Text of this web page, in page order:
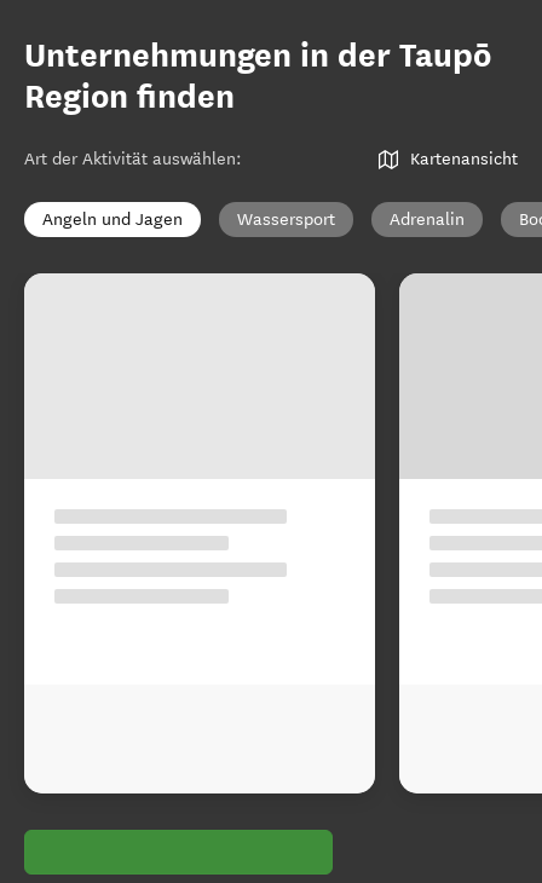
Unternehmungen in der Taupō
Region finden
Art der Aktivität auswählen: Kartenansicht
Angeln und Jagen Wassersport Adrenalin